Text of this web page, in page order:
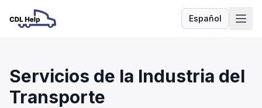
Español
Idioma
Servicios de la Industria del
Transporte